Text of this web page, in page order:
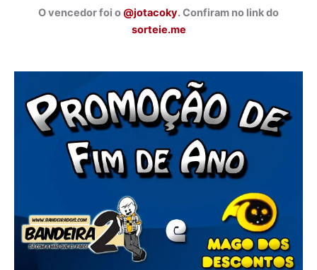
O vencedor foi o @jotacoky. Confiram no link do
sorteie.me